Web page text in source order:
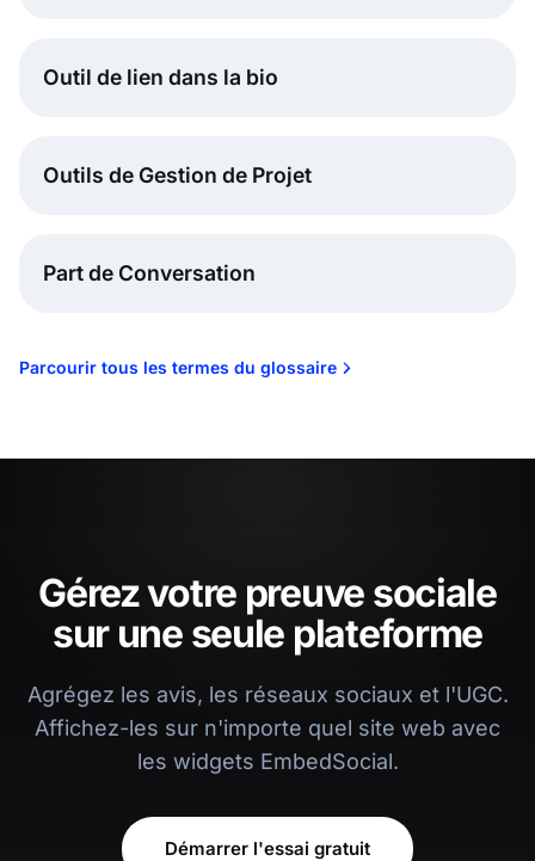
Outil de lien dans la bio
Outils de Gestion de Projet
Part de Conversation
Parcourir tous les termes du glossaire
Gérez votre preuve sociale
sur une seule plateforme
Agrégez les avis, les réseaux sociaux et l'UGC.
Affichez-les sur n'importe quel site web avec
les widgets EmbedSocial.
Démarrer l'essai gratuit